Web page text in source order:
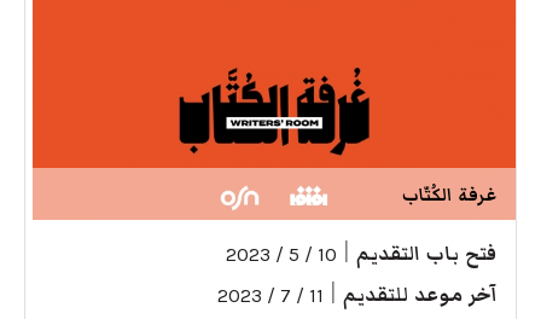
غرفة الكُتّاب
فتح باب التقديم 10 / 5 / 2023
آخر موعد للتقديم 11 / 7 / 2023